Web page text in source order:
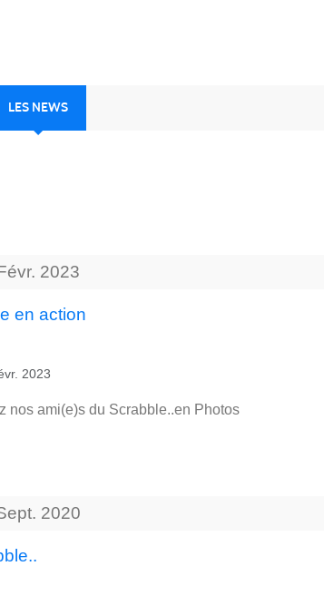
LES NEWS
2023
en action
2023
nos ami(e)s du Scrabble..en Photos
2020